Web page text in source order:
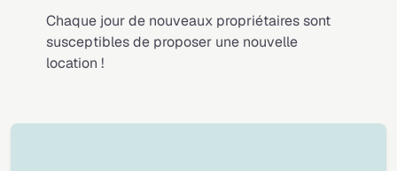
Chaque jour de nouveaux propriétaires sont
susceptibles de proposer une nouvelle
location !